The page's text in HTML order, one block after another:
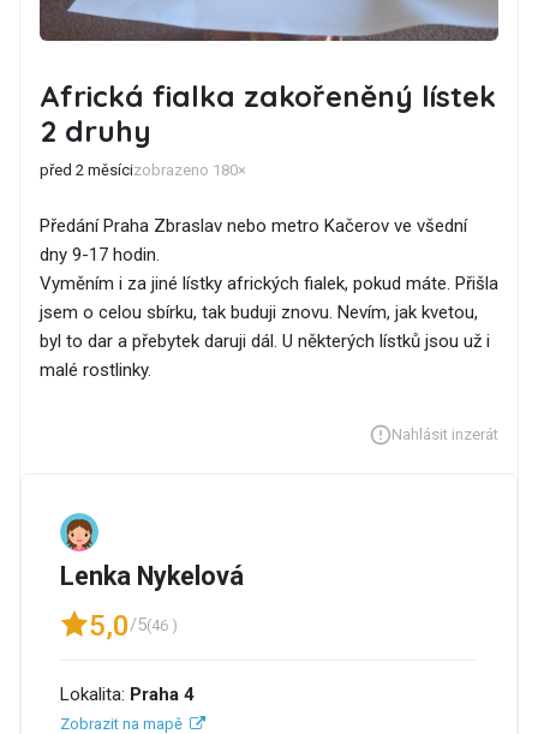
Africká fialka zakořeněný lístek
2 druhy
před 2 měsícizobrazeno 180×
Předání Praha Zbraslav nebo metro Kačerov ve všední
dny 9-17 hodin.
Vyměním i za jiné lístky afrických fialek, pokud máte. Přišla
jsem o celou sbírku, tak buduji znovu. Nevím, jak kvetou,
byl to dar a přebytek daruji dál. U některých lístků jsou už i
malé rostlinky.
Nahlásit inzerát
Lenka Nykelová
5,0/5(46 )
Lokalita: Praha 4
Zobrazit na mapě